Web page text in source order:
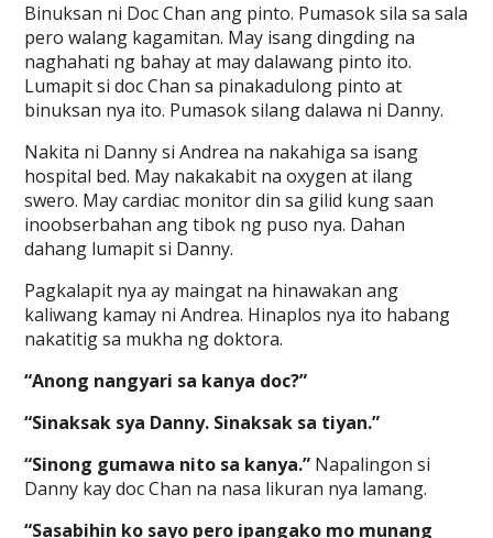
Binuksan ni Doc Chan ang pinto. Pumasok sila sa sala
pero walang kagamitan. May isang dingding na
naghahati ng bahay at may dalawang pinto ito.
Lumapit si doc Chan sa pinakadulong pinto at
binuksan nya ito. Pumasok silang dalawa ni Danny.
Nakita ni Danny si Andrea na nakahiga sa isang
hospital bed. May nakakabit na oxygen at ilang
swero. May cardiac monitor din sa gilid kung saan
inoobserbahan ang tibok ng puso nya. Dahan
dahang lumapit si Danny.
Pagkalapit nya ay maingat na hinawakan ang
kaliwang kamay ni Andrea. Hinaplos nya ito habang
nakatitig sa mukha ng doktora.
“Anong nangyari sa kanya doc?”
“Sinaksak sya Danny. Sinaksak sa tiyan.”
“Sinong gumawa nito sa kanya.” Napalingon si
Danny kay doc Chan na nasa likuran nya lamang.
“Sasabihin ko sayo pero ipangako mo munang